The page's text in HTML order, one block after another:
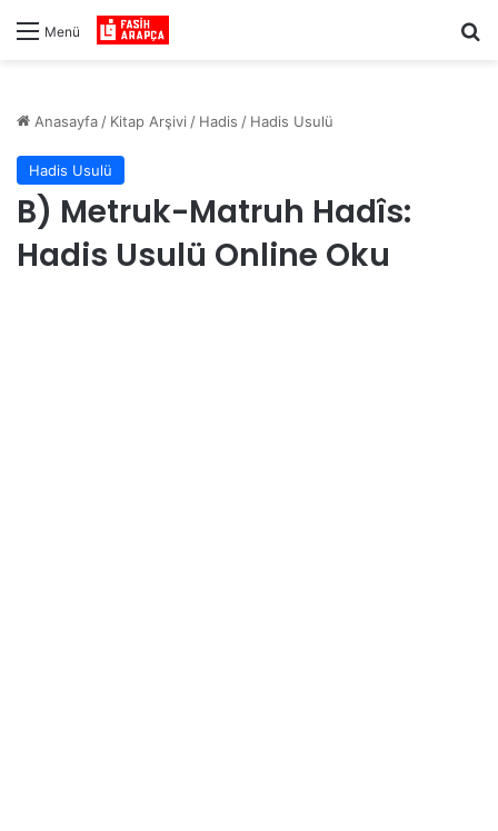
Menü
Anasayfa / Kitap Arşivi / Hadis / Hadis Usulü
Hadis Usulü
B) Metruk-Matruh Hadîs:
Hadis Usulü Online Oku